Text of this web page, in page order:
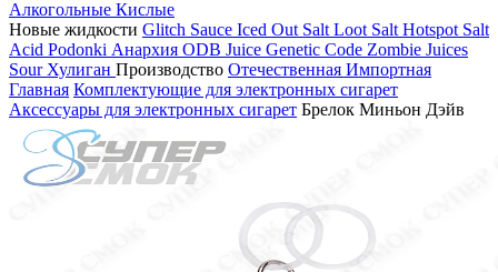
Алкогольные Кислые
Новые жидкости Glitch Sauce Iced Out Salt Loot Salt Hotspot Salt
Acid Podonki Анархия ODB Juice Genetic Code Zombie Juices
Sour Хулиган Производство Отечественная Импортная
Главная Комплектующие для электронных сигарет
Аксессуары для электронных сигарет Брелок Миньон Дэйв